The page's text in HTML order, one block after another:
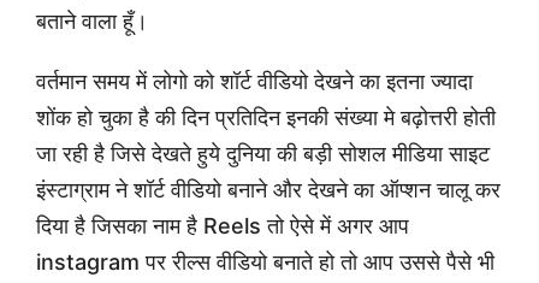
बताने वाला हूँ।
वर्तमान समय में लोगो को शॉर्ट वीडियो देखने का इतना ज्यादा
शोंक हो चुका है की दिन प्रतिदिन इनकी संख्या मे बढ़ोत्तरी होती
जा रही है जिसे देखते हुये दुनिया की बड़ी सोशल मीडिया साइट
इंस्टाग्राम ने शॉर्ट वीडियो बनाने और देखने का ऑप्शन चालू कर
दिया है जिसका नाम है Reels तो ऐसे में अगर आप
instagram पर रील्स वीडियो बनाते हो तो आप उससे पैसे भी